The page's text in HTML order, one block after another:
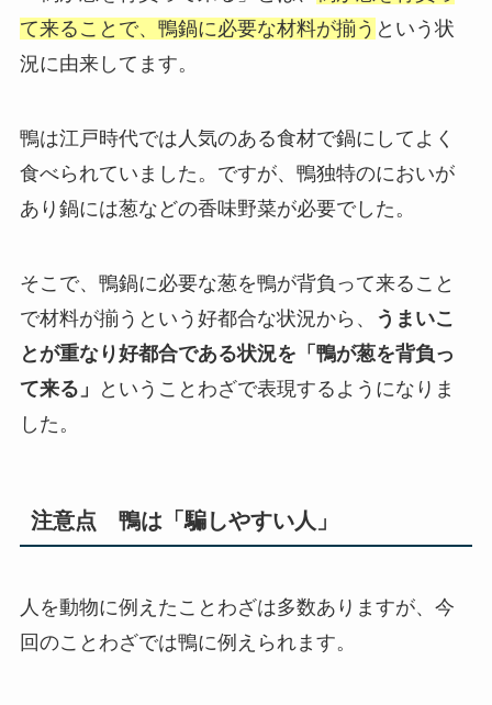
て来ることで、鴨鍋に必要な材料が揃う という状
況に由来してます。
鴨は江戸時代では人気のある食材で鍋にしてよく
食べられていました。ですが、鴨独特のにおいが
あり鍋には葱などの香味野菜が必要でした。
そこで、鴨鍋に必要な葱を鴨が背負って来ること
で材料が揃うという好都合な状況から、
うまいこ
とが重なり好都合である状況を「鴨が葱を背負っ
て来る」
ということわざで表現するようになりま
した。
注意点 鴨は「騙しやすい人」
人を動物に例えたことわざは多数ありますが、今
回のことわざでは鴨に例えられます。